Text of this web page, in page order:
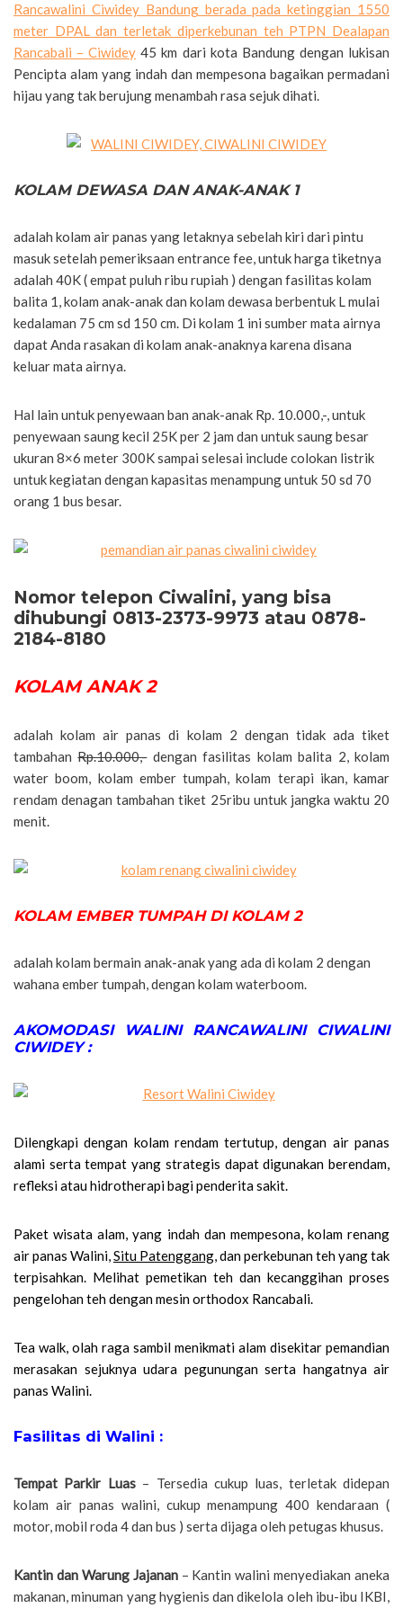
Rancawalini Ciwidey Bandung berada pada ketinggian 1550
meter DPAL dan terletak diperkebunan teh PTPN Dealapan
Rancabali –Ciwidey 45 km dari kota Bandung dengan lukisan
Pencipta alam yang indah dan mempesona bagaikan permadani
hijau yang tak berujung menambah rasa sejuk dihati.
KOLAM DEWASA DAN ANAK-ANAK 1
adalah kolam air panas yang letaknya sebelah kiri dari pintu
masuk setelah pemeriksaan entrance fee, untuk harga tiketnya
adalah 40K ( empat puluh ribu rupiah ) dengan fasilitas kolam
balita 1, kolam anak-anak dan kolam dewasa berbentuk L mulai
kedalaman 75 cm sd 150 cm. Di kolam 1 ini sumber mata airnya
dapat Anda rasakan di kolam anak-anaknya karena disana
keluar mata airnya.
Hal lain untuk penyewaan ban anak-anak Rp. 10.000,-, untuk
penyewaan saung kecil 25K per 2 jam dan untuk saung besar
ukuran 8×6 meter 300K sampai selesai include colokan listrik
untuk kegiatan dengan kapasitas menampung untuk 50 sd 70
orang 1 bus besar.
Nomor telepon Ciwalini, yang bisa
dihubungi 0813-2373-9973 atau 0878-
2184-8180
KOLAM ANAK 2
adalah kolam air panas di kolam 2 dengan tidak ada tiket
tambahanRp.10.000,-dengan fasilitas kolam balita 2, kolam
water boom, kolam ember tumpah, kolam terapi ikan, kamar
rendam denagan tambahan tiket 25ribu untuk jangka waktu 20
menit.
KOLAM EMBER TUMPAH DI KOLAM 2
adalah kolam bermain anak-anak yang ada di kolam 2 dengan
wahana ember tumpah, dengan kolam waterboom.
AKOMODASI WALINI RANCAWALINI CIWALINI
CIWIDEY :
Dilengkapi dengan kolam rendam tertutup, dengan air panas
alami serta tempat yang strategis dapat digunakan berendam,
refleksi atau hidrotherapi bagi penderita sakit.
Paket wisata alam, yang indah dan mempesona, kolam renang
air panas Walini,Situ Patenggang, dan perkebunan teh yang tak
terpisahkan. Melihat pemetikan teh dan kecanggihan proses
pengelohan teh dengan mesin orthodox Rancabali.
Tea walk, olah raga sambil menikmati alam disekitar pemandian
merasakan sejuknya udara pegunungan serta hangatnya air
panas Walini.
Fasilitas di Walini :
Tempat Parkir Luas– Tersedia cukup luas, terletak didepan
kolam air panas walini, cukup menampung 400 kendaraan (
motor, mobil roda 4 dan bus ) serta dijaga oleh petugas khusus.
Kantin dan Warung Jajanan– Kantin walini menyediakan aneka
makanan, minuman yang hygienis dan dikelola oleh ibu-ibu IKBI,